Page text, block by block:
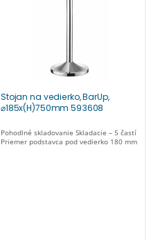
Stojan na vedierko, BarUp,
⌀185x(H)750mm 593608
Pohodlné skladovanie Skladacie – 5 častí
Priemer podstavca pod vedierko 180 mm